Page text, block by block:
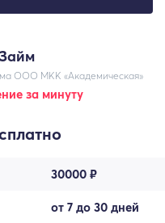
ООО МКК «Академическая»
за минуту
30000 ₽
от 7 до 30 дней